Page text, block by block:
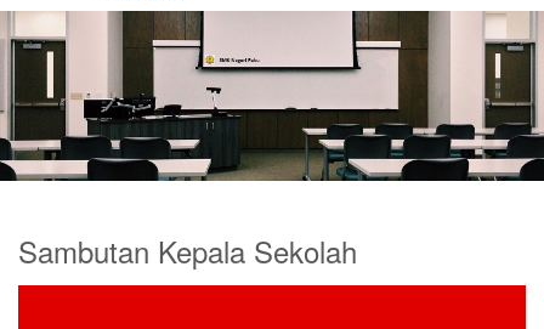
Sambutan Kepala Sekolah